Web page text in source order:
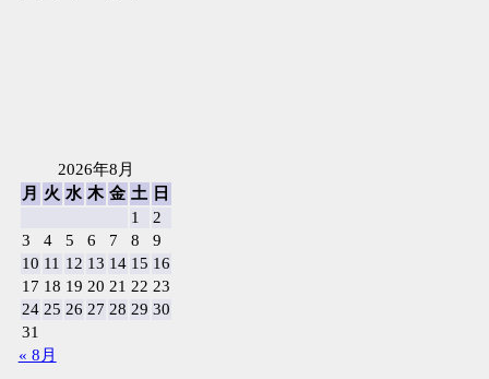
2026年8月
月
火 水 木 金 土
日
1
2
3
4 5 6 7 8
9
10 11 12 13 14 15 16
17 18 19 20 21 22 23
24 25 26 27 28 29 30
31
« 8月